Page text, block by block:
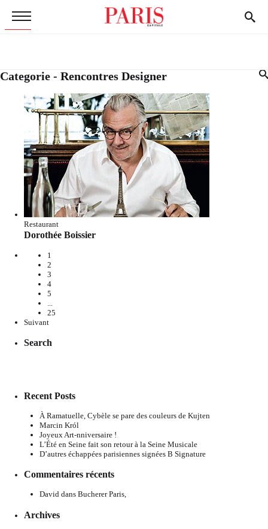
Categorie - Rencontres Designer
Restaurant
Dorothée Boissier
1
2
3
4
5
25
Suivant
Search
Recent Posts
À Ramatuelle, Cybèle se pare des couleurs de Kujten
Marcin Król
Joyeux Art-nniversaire !
L’Été en Seine fait son retour à la Seine Musicale
D’autres échappées parisiennes signées B Signature
Commentaires récents
David dans Bucherer Paris,
Archives